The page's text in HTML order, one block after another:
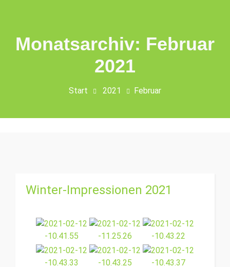
Monatsarchiv: Februar
2021
Start 2021 Februar
Winter-Impressionen 2021